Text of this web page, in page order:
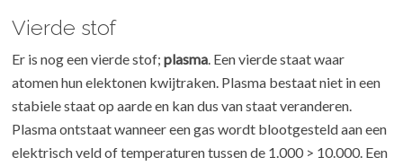
Vierde stof
Er is nog een vierde stof;plasma. Een vierde staat waar
atomen hun elektonen kwijtraken. Plasma bestaat niet in een
stabiele staat op aarde en kan dus van staat veranderen.
Plasma ontstaat wanneer een gas wordt blootgesteld aan een
elektrisch veld of temperaturen tussen de 1.000 > 10.000. Een